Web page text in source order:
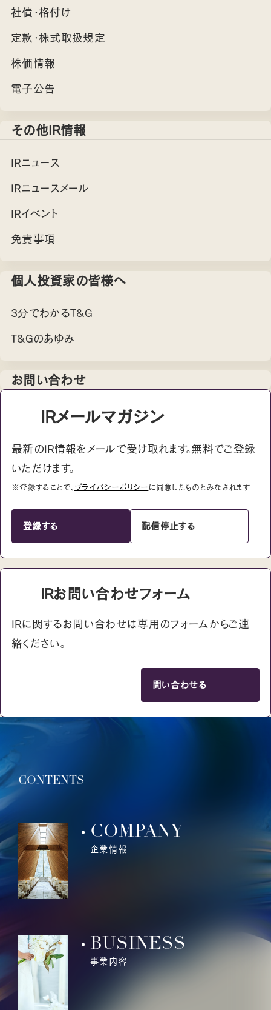
社債・格付け
定款・株式取扱規定
株価情報
電子公告
その他IR情報
IRニュース
IRニュースメール
IRイベント
免責事項
個人投資家の皆様へ
3分でわかるT&G
T&Gのあゆみ
お問い合わせ
IRメールマガジン
最新のIR情報をメールで受け取れます。無料でご登録
いただけます。
※登録することで、 プライバシーポリシー に同意したものとみなされます
登録する 配信停止する
IRお問い合わせフォーム
IRに関するお問い合わせは専用のフォームからご連
絡ください。
問い合わせる
CONTENTS
COMPANY
企業情報
BUSINESS
事業内容